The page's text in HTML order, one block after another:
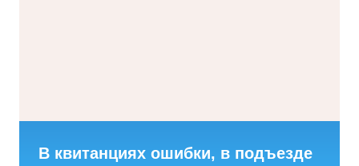
В квитанциях ошибки, в подъезде